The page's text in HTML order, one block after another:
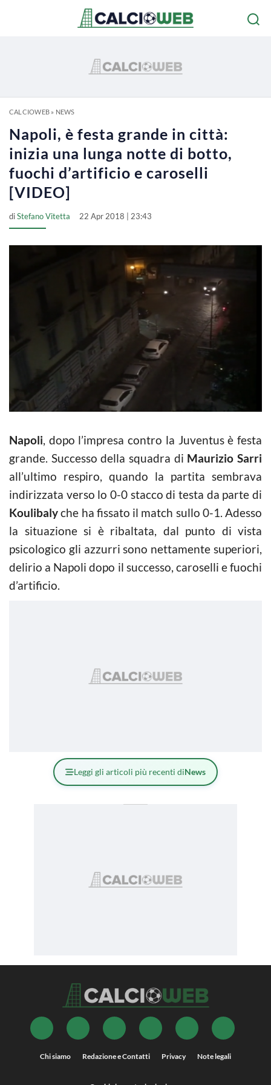
CALCIOWEB» NEWS
Napoli, è festa grande in città:
inizia una lunga notte di botto,
fuochi d’artificio e caroselli
[VIDEO]
diStefano Vitetta 22 Apr 2018 | 23:43
Napoli, dopo l’impresa contro la Juventus è festa
grande. Successo della squadra di Maurizio Sarri
all’ultimo respiro, quando la partita sembrava
indirizzata verso lo 0-0 stacco di testa da parte di
Koulibalyche ha fissato il match sullo 0-1. Adesso
la situazione si è ribaltata, dal punto di vista
psicologico gli azzurri sono nettamente superiori,
delirio a Napoli dopo il successo, caroselli e fuochi
d’artificio.
Leggi gli articoli più recenti diNews
Chi siamo Redazione e Contatti Privacy Note legali